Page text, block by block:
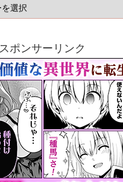
スポンサーリンク